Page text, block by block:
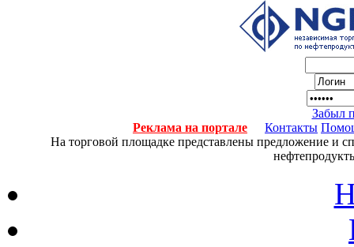
Забыл
Реклама на портале
Контакты
На торговой площадке представлены предложение и